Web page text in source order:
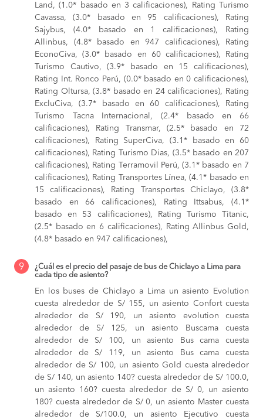
Land, (1.0* basado en 3 calificaciones), Rating Turismo
Cavassa, (3.0* basado en 95 calificaciones), Rating
Sajybus, (4.0* basado en 1 calificaciones), Rating
Allinbus, (4.8* basado en 947 calificaciones), Rating
EconoCiva, (3.0* basado en 60 calificaciones), Rating
Turismo Cautivo, (3.9* basado en 15 calificaciones),
Rating Int. Ronco Perú, (0.0* basado en 0 calificaciones),
Rating Oltursa, (3.8* basado en 24 calificaciones), Rating
ExcluCiva, (3.7* basado en 60 calificaciones), Rating
Turismo Tacna Internacional, (2.4* basado en 66
calificaciones), Rating Transmar, (2.5* basado en 72
calificaciones), Rating SuperCiva, (3.1* basado en 60
calificaciones), Rating Turismo Dias, (3.5* basado en 207
calificaciones), Rating Terramovil Perú, (3.1* basado en 7
calificaciones), Rating Transportes Línea, (4.1* basado en
15 calificaciones), Rating Transportes Chiclayo, (3.8*
basado en 66 calificaciones), Rating Ittsabus, (4.1*
basado en 53 calificaciones), Rating Turismo Titanic,
(2.5* basado en 6 calificaciones), Rating Allinbus Gold,
(4.8* basado en 947 calificaciones),
9
¿Cuál es el precio del pasaje de bus de Chiclayo a Lima para
cada tipo de asiento?
En los buses de Chiclayo a Lima un asiento Evolution
cuesta alrededor de S/ 155,
un asiento Confort cuesta
alrededor de S/ 190, un asiento evolution cuesta
alrededor de S/ 125,
un asiento Buscama cuesta
alrededor de S/ 100,
un asiento Bus cama cuesta
alrededor de S/ 119,
un asiento Bus cama cuesta
alrededor de S/ 100, un asiento Gold cuesta alrededor
de S/ 140, un asiento 140? cuesta alrededor de S/ 100.0,
un asiento 160? cuesta alrededor de S/ 0, un asiento
180? cuesta alrededor de S/ 0, un asiento Master cuesta
alrededor de S/100.0, un asiento Ejecutivo cuesta